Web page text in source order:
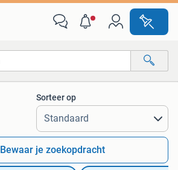
Alle afstanden…
Sorteer op
Bewaar je zoekopdracht